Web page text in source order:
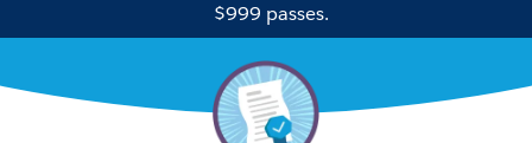
$999 passes.